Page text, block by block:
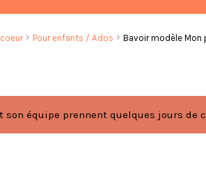
Pour enfants / Ados Bavoir modèle Mon
son équipe prennent quelques jours de